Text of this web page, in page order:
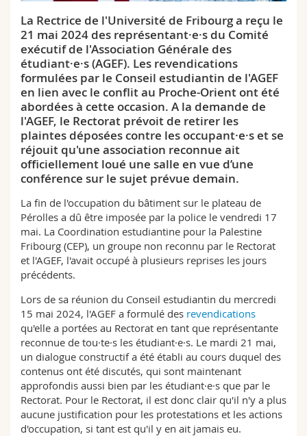
Interfacultaire
Doctorants
Programme des cours
MyUnifr
La Rectrice de l'Université de Fribourg a reçu le
21 mai 2024 des représentant·e·s du Comité
exécutif de l'Association Générale des
étudiant·e·s (AGEF). Les revendications
formulées par le Conseil estudiantin de l'AGEF
en lien avec le conflit au Proche-Orient ont été
abordées à cette occasion. A la demande de
l'AGEF, le Rectorat prévoit de retirer les
plaintes déposées contre les occupant·e·s et se
réjouit qu'une association reconnue ait
officiellement loué une salle en vue d’une
conférence sur le sujet prévue demain.
La fin de l'occupation du bâtiment sur le plateau de
Pérolles a dû être imposée par la police le vendredi 17
mai. La Coordination estudiantine pour la Palestine
Fribourg (CEP), un groupe non reconnu par le Rectorat
et l'AGEF, l'avait occupé à plusieurs reprises les jours
précédents.
Lors de sa réunion du Conseil estudiantin du mercredi
15 mai 2024, l'AGEF a formulé des revendications
qu'elle a portées au Rectorat en tant que représentante
reconnue de tou·te·s les étudiant·e·s. Le mardi 21 mai,
un dialogue constructif a été établi au cours duquel des
contenus ont été discutés, qui sont maintenant
approfondis aussi bien par les étudiant·e·s que par le
Rectorat. Pour le Rectorat, il est donc clair qu'il n'y a plus
aucune justification pour les protestations et les actions
d'occupation, si tant est qu'il y en ait jamais eu.